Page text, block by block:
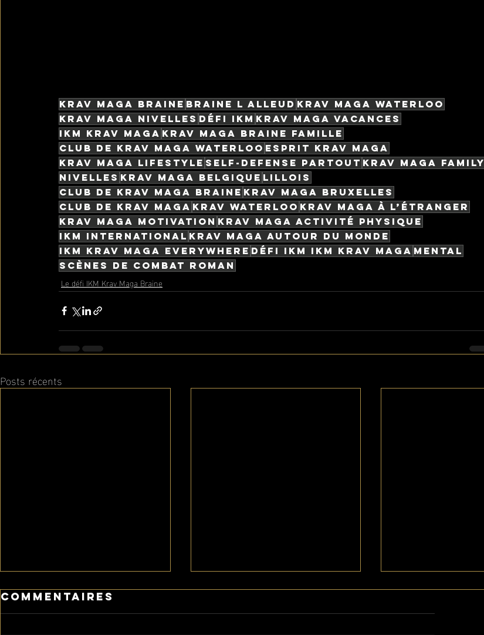
Krav Maga Braine Braine l alleud Krav Maga Waterloo
Krav Maga Nivelles Défi IKM Krav Maga vacances
IKM Krav Maga Krav Maga Braine famille
Club de Krav Maga Waterloo Esprit Krav Maga
Krav Maga lifestyle Self-defense partout Krav Maga Family
Nivelles Krav Maga Belgique Lillois
Club de Krav Maga Braine Krav Maga Bruxelles
Club de Krav Maga Krav Waterloo Krav Maga à l’étranger
Krav Maga motivation Krav Maga activité physique
IKM international Krav Maga autour du monde
IKM krav maga everywhere Défi IKM IKM Krav Maga Mental
Scènes de combat roman
Le défi IKM Krav Maga Braine
Posts récents
Commentaires